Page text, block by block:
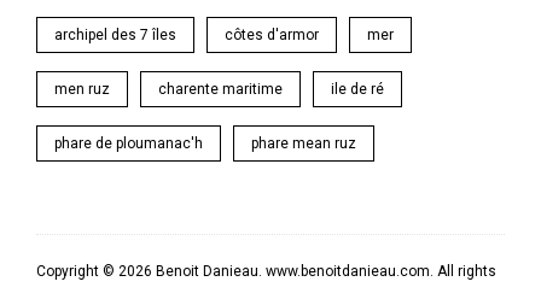
archipel des 7 îles côtes d'armor mer
men ruz charente maritime ile de ré
phare de ploumanac'h phare mean ruz
Copyright © 2026 Benoit Danieau. www.benoitdanieau.com. All rights